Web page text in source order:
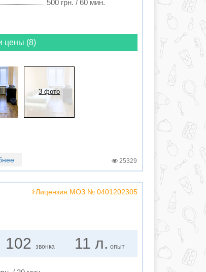
500 грн. / 60 мин.
цены (8)
3 фото
25329
⚕️Лицензия МОЗ № 0401202305
102 звонка 11 л. опыт